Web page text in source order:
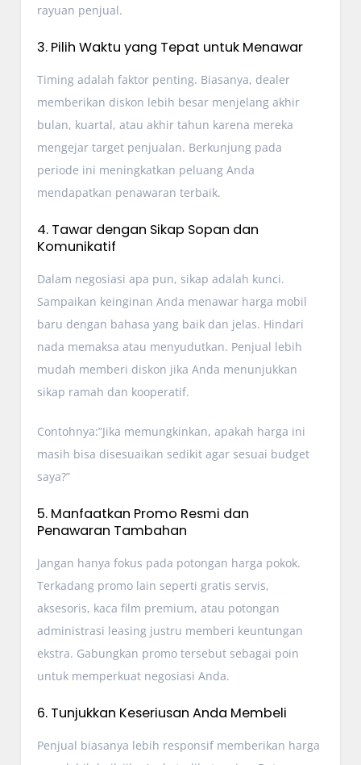
rayuan penjual.
3. Pilih Waktu yang Tepat untuk Menawar
Timing adalah faktor penting. Biasanya, dealer
memberikan diskon lebih besar menjelang akhir
bulan, kuartal, atau akhir tahun karena mereka
mengejar target penjualan. Berkunjung pada
periode ini meningkatkan peluang Anda
mendapatkan penawaran terbaik.
4. Tawar dengan Sikap Sopan dan
Komunikatif
Dalam negosiasi apa pun, sikap adalah kunci.
Sampaikan keinginan Anda menawar harga mobil
baru dengan bahasa yang baik dan jelas. Hindari
nada memaksa atau menyudutkan. Penjual lebih
mudah memberi diskon jika Anda menunjukkan
sikap ramah dan kooperatif.
Contohnya:”Jika memungkinkan, apakah harga ini
masih bisa disesuaikan sedikit agar sesuai budget
saya?”
5. Manfaatkan Promo Resmi dan
Penawaran Tambahan
Jangan hanya fokus pada potongan harga pokok.
Terkadang promo lain seperti gratis servis,
aksesoris, kaca film premium, atau potongan
administrasi leasing justru memberi keuntungan
ekstra. Gabungkan promo tersebut sebagai poin
untuk memperkuat negosiasi Anda.
6. Tunjukkan Keseriusan Anda Membeli
Penjual biasanya lebih responsif memberikan harga